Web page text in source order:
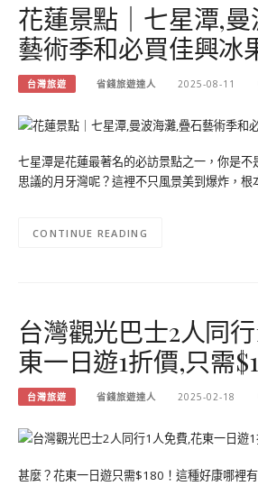
花蓮景點｜七星潭,
藝術季和必買佳興冰
台灣旅遊 省錢旅遊達人 2025-08-11
七星潭是花蓮最著名的必訪景點之一，你是
思議的月牙灣呢？這裡不只風景美到爆炸，
CONTINUE READING
台灣觀光巴士2人同
東一日遊1折價,只需
台灣旅遊 省錢旅遊達人 2025-02-18
甚麼？花東一日遊只需$180！這種好康哪裡